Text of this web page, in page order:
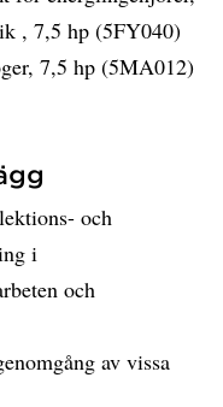
, 7,5 hp (5FY040)
7,5 hp (5MA012)
och
i
och
av vissa